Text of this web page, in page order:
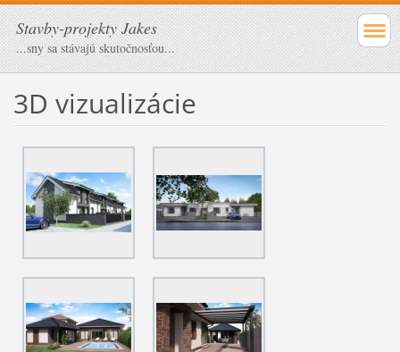
Stavby-projekty Jakes
...sny sa stávajú skutočnosťou...
3D vizualizácie